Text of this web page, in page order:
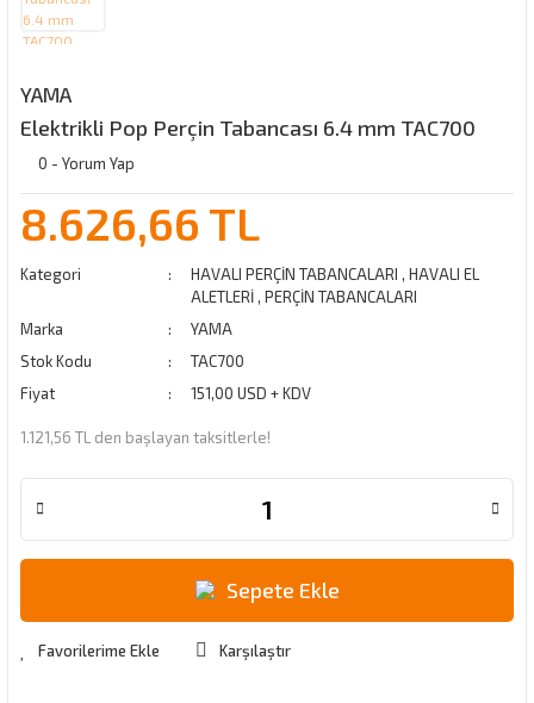
YAMA
Elektrikli Pop Perçin Tabancası 6.4 mm TAC700
0 - Yorum Yap
8.626,66 TL
Kategori HAVALI PERÇİN TABANCALARI ,HAVALI EL
ALETLERİ ,PERÇİN TABANCALARI
Marka
YAMA
Stok Kodu
TAC700
Fiyat
151,00 USD + KDV
1.121,56 TL den başlayan taksitlerle!
Sepete Ekle
Karşılaştır